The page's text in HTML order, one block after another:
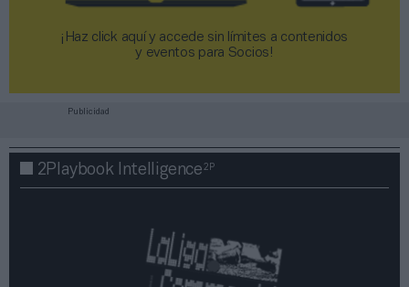
¡Haz click aquí y accede sin límites a contenidos
y eventos para Socios!​​​​​​​
Publicidad
2Playbook Intelligence2P